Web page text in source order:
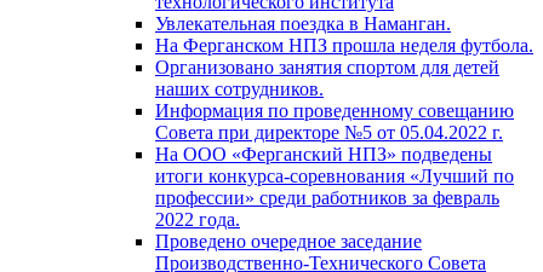
Увлекательная поездка в Наманган.
На Ферганском НПЗ прошла неделя футбола.
Организовано занятия спортом для детей
наших сотрудников.
Информация по проведенному совещанию
Совета при директоре №5 от 05.04.2022 г.
На ООО «Ферганский НПЗ» подведены
итоги конкурса-соревнования «Лучший по
профессии» среди работников за февраль
2022 года.
Проведено очередное заседание
Производственно-Технического Совета